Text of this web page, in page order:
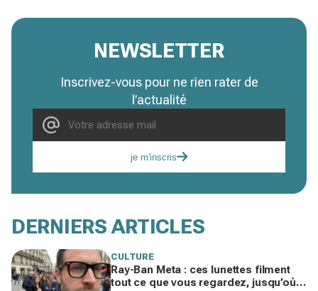
NEWSLETTER
Inscrivez-vous pour ne rien rater de
l’actualité
je m'inscris
DERNIERS ARTICLES
CULTURE
Ray-Ban Meta : ces lunettes filment
tout ce que vous regardez, jusqu’où